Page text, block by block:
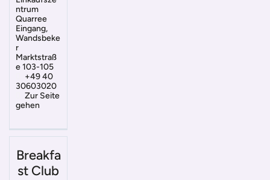
ntrum
Quarree
Eingang,
Wandsbeke
r
Marktstraß
e 103-105
+49 40
30603020
Zur Seite
gehen
Breakfa
st Club